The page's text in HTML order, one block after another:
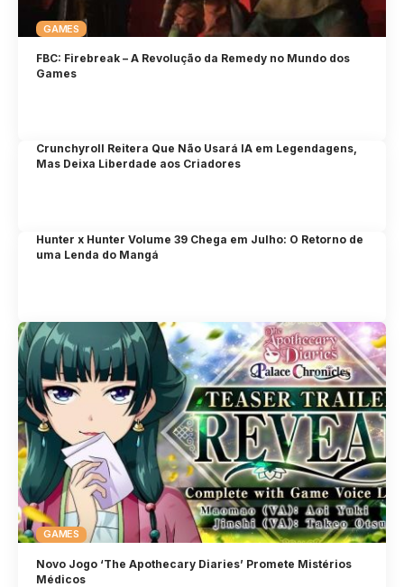
GAMES
FBC: Firebreak – A Revolução da Remedy no Mundo dos
Games
Crunchyroll Reitera Que Não Usará IA em Legendagens,
Mas Deixa Liberdade aos Criadores
Hunter x Hunter Volume 39 Chega em Julho: O Retorno de
uma Lenda do Mangá
GAMES
Novo Jogo ‘The Apothecary Diaries’ Promete Mistérios
Médicos